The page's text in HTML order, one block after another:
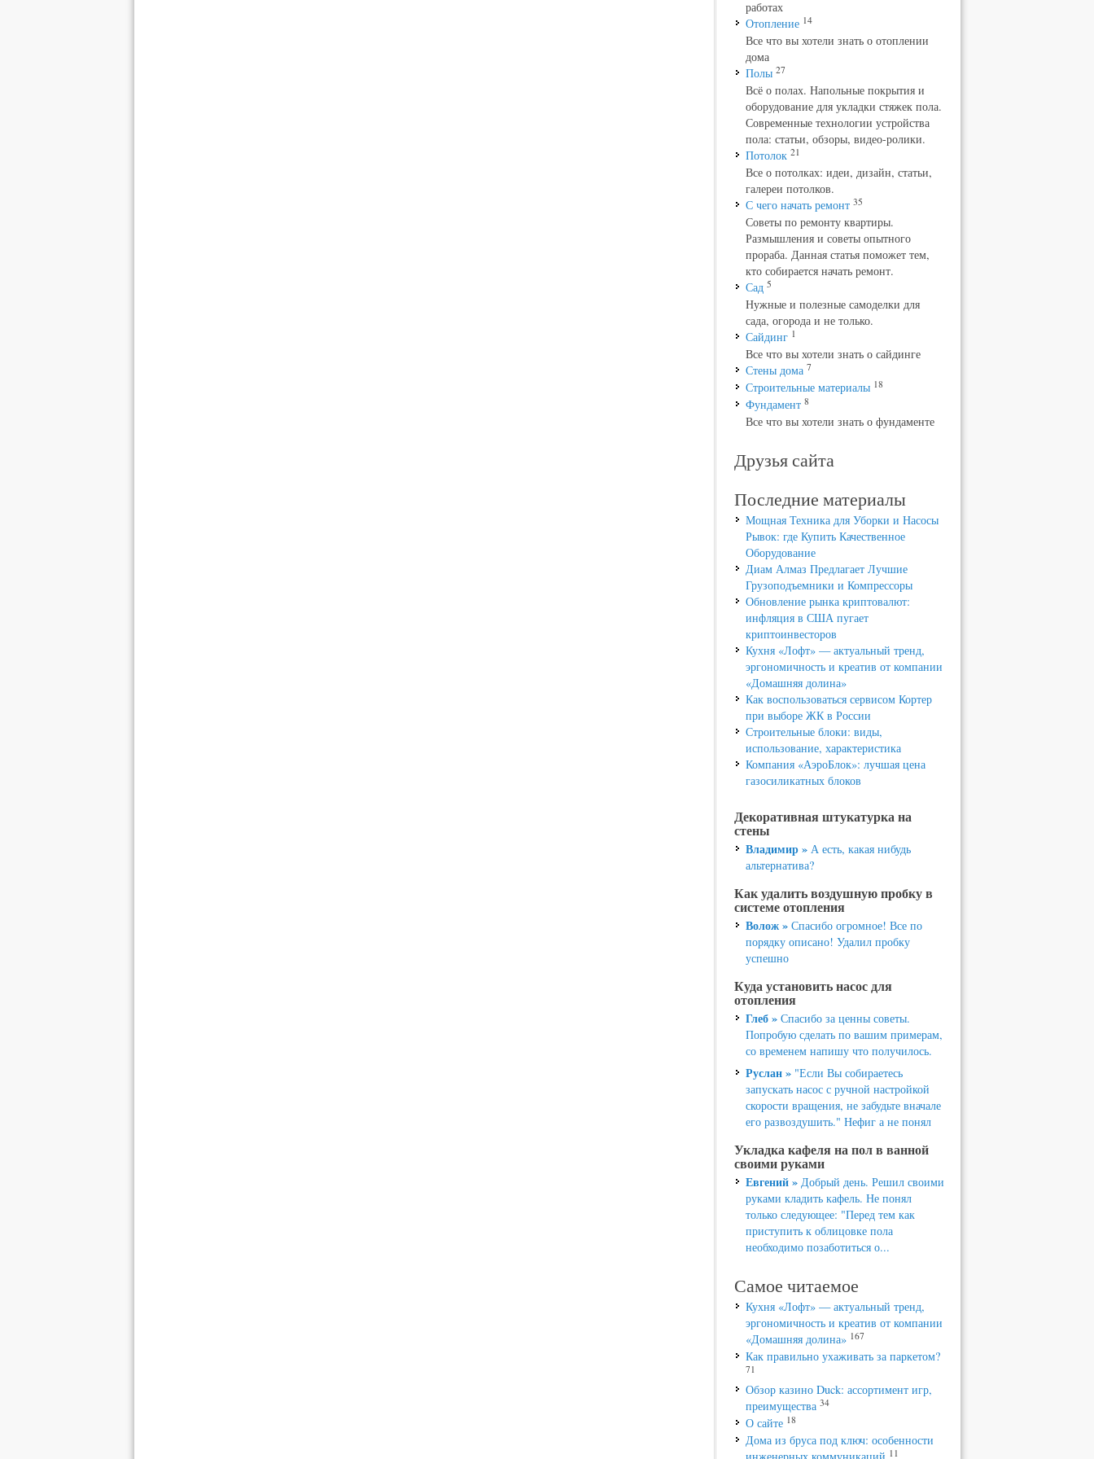
работах
Отопление 14
Все что вы хотели знать о отоплении
дома
Полы 27
Всё о полах. Напольные покрытия и
оборудование для укладки стяжек пола.
Современные технологии устройства
пола: статьи, обзоры, видео-ролики.
Потолок 21
Все о потолках: идеи, дизайн, статьи,
галереи потолков.
С чего начать ремонт 35
Советы по ремонту квартиры.
Размышления и советы опытного
прораба. Данная статья поможет тем,
кто собирается начать ремонт.
Сад 5
Нужные и полезные самоделки для
сада, огорода и не только.
Сайдинг 1
Все что вы хотели знать о сайдинге
Стены дома 7
Строительные материалы 18
Фундамент 8
Все что вы хотели знать о фундаменте
Друзья сайта
Последние материалы
Мощная Техника для Уборки и Насосы
Рывок: где Купить Качественное
Оборудование
Диам Алмаз Предлагает Лучшие
Грузоподъемники и Компрессоры
Обновление рынка криптовалют:
инфляция в США пугает
криптоинвесторов
Кухня «Лофт» — актуальный тренд,
эргономичность и креатив от компании
«Домашняя долина»
Как воспользоваться сервисом Кортер
при выборе ЖК в России
Строительные блоки: виды,
использование, характеристика
Компания «АэроБлок»: лучшая цена
газосиликатных блоков
Декоративная штукатурка на
стены
Владимир »А есть, какая нибудь
альтернатива?
Как удалить воздушную пробку в
системе отопления
Волож »Спасибо огромное! Все по
порядку описано! Удалил пробку
успешно
Куда установить насос для
отопления
Глеб »Спасибо за ценны советы.
Попробую сделать по вашим примерам,
со временем напишу что получилось.
Руслан »"Если Вы собираетесь
запускать насос с ручной настройкой
скорости вращения, не забудьте вначале
его развоздушить." Нефиг а не понял
Укладка кафеля на пол в ванной
своими руками
Евгений »Добрый день. Решил своими
руками кладить кафель. Не понял
только следующее: "Перед тем как
приступить к облицовке пола
необходимо позаботиться о...
Самое читаемое
Кухня «Лофт» — актуальный тренд,
эргономичность и креатив от компании
«Домашняя долина» 167
Как правильно ухаживать за паркетом?
71
Обзор казино Duck: ассортимент игр,
преимущества 34
О сайте 18
Дома из бруса под ключ: особенности
11